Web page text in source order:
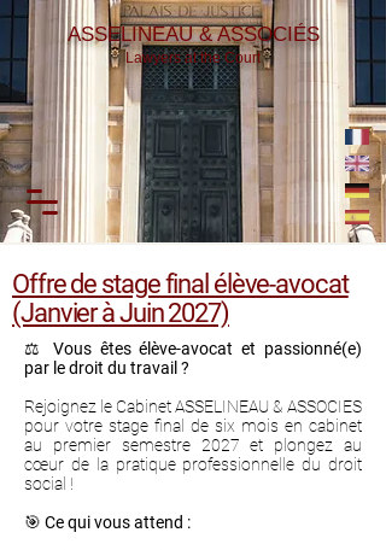
ASSELINEAU & ASSOCIÉS
Lawyers at the Court
Offre de stage final élève-avocat
(Janvier à Juin 2027)
⚖️ Vous êtes élève-avocat et passionné(e)
par le droit du travail ?
Rejoignez le Cabinet ASSELINEAU & ASSOCIES
pour votre stage final de six mois en cabinet
au premier semestre 2027 et plongez au
cœur de la pratique professionnelle du droit
social !
🎯 Ce qui vous attend :